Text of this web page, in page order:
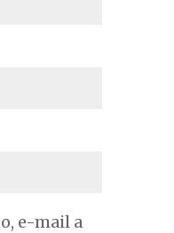
e-mail a